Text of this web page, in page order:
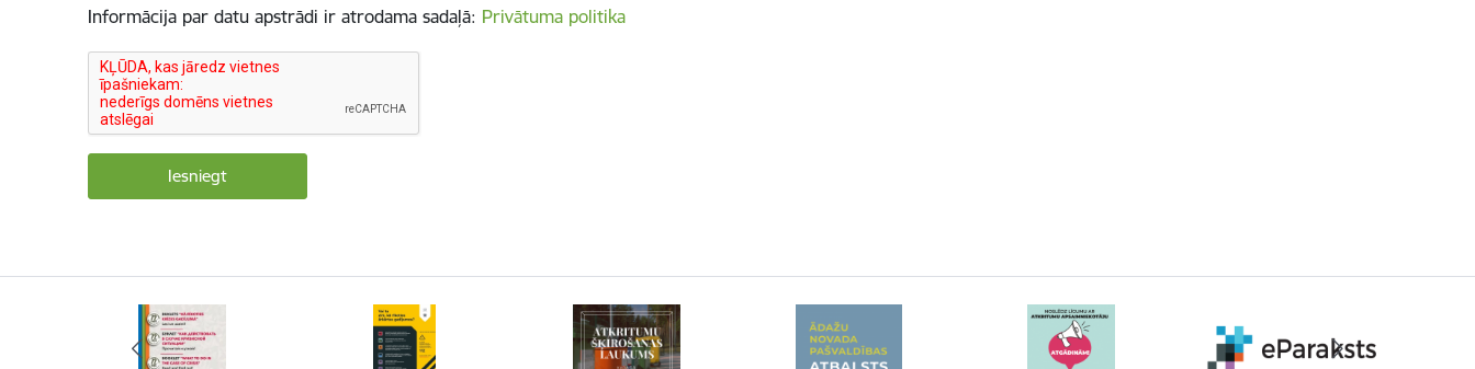
Informācija par datu apstrādi ir atrodama sadaļā: Privātuma politika